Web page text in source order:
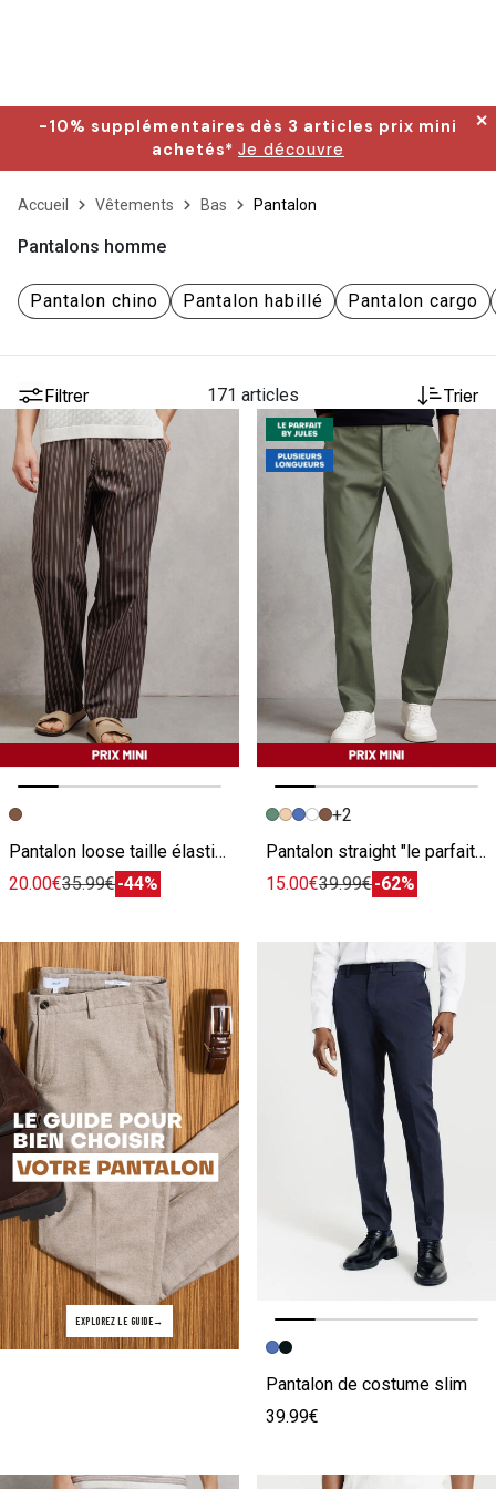
-10% supplémentaires dès 3 articles prix mini
achetés* Je découvre
✕
Accueil Vêtements Bas Pantalon
Pantalons homme
Pantalon chino Pantalon habillé Pantalon cargo
Filtrer 171 articles Trier
Image précédente
Image suivante
Pantalon loose taille élastiquée rayé
20.00€35.99€-44%
Image précédente
Image suivante
+2
Pantalon straight "le parfait by JULES "
15.00€39.99€-62%
EXPLOREZ LE GUIDE
Image précédente
Image suivante
Pantalon de costume slim
39.99€